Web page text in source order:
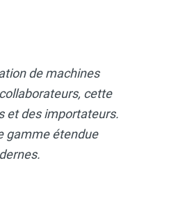
de machines
cette
et des importateurs.
gamme étendue